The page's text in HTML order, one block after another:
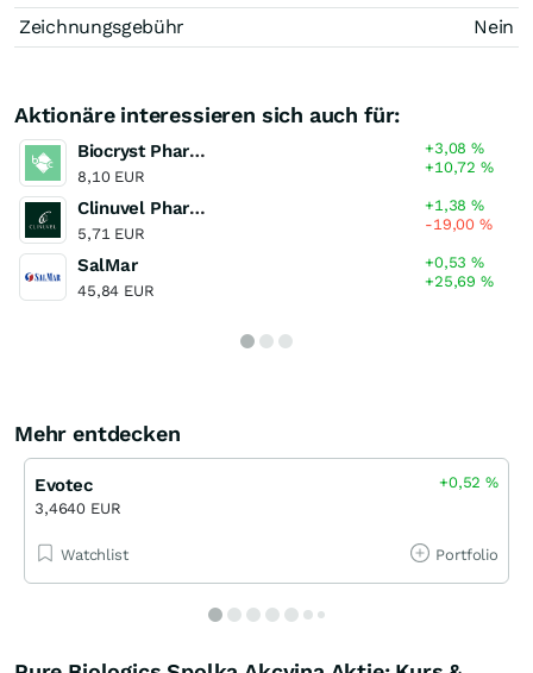
Zeichnungsgebühr
Nein
Aktionäre interessieren sich auch für:
Biocryst Pharmaceuticals
8,10 EUR
+3,08%
+10,72%
Clinuvel Pharmaceuticals
5,71 EUR
+1,38%
-19,00%
SalMar
45,84 EUR
+0,53%
+25,69%
Mehr entdecken
Evotec
3,4640 EUR
+0,52%
Watchlist Portfolio